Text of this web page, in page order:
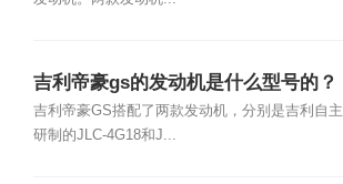
吉利帝豪gs的发动机是什么型号的？
吉利帝豪GS搭配了两款发动机，分别是吉利自主
研制的JLC-4G18和J...